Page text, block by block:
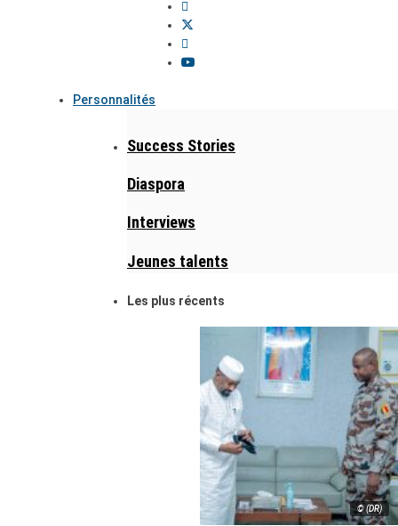
Personnalités
Success Stories
Diaspora
Interviews
Jeunes talents
Les plus récents
© (DR)